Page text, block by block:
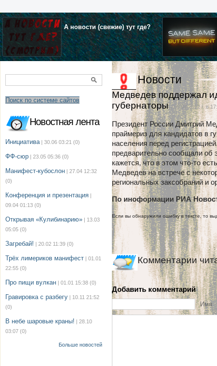
А новости (свежие) тут где?
Поиск по системе сайтов
Новостная лента
Инициатива | 30.06 03:21 (0)
ФФ-сюр | 23.05 05:36 (0)
Манифест-кубослон | 27.04 12:32
(0)
Конференция и презентация |
09.04 01:13 (0)
Открывая «Кулибинарию» | 13.03
05:05 (0)
Загребай! | 20.02 11:39 (0)
Трёх лимериков манифест | 01.01
22:55 (0)
Про пищи вулкан | 01.01 15:38 (0)
Гравировка с разбегу | 10.11 21:52
(0)
В небе шаровые краны! | 28.10
03:07 (0)
Больше новостей
Новости
Медведев поддержал
губернаторы| 05.04.2012 г. в
Президент России Дмитрий
праймериз для кандидатов в
населения перед
предварительно сообщали об
кажется, что в этом что-то
Медведев на встрече с
региональных заксобраний и
По иноформации РИА
Если вы обнаружили ошибку в тексте, то
Комментарии
Добавить комментарий
Имя